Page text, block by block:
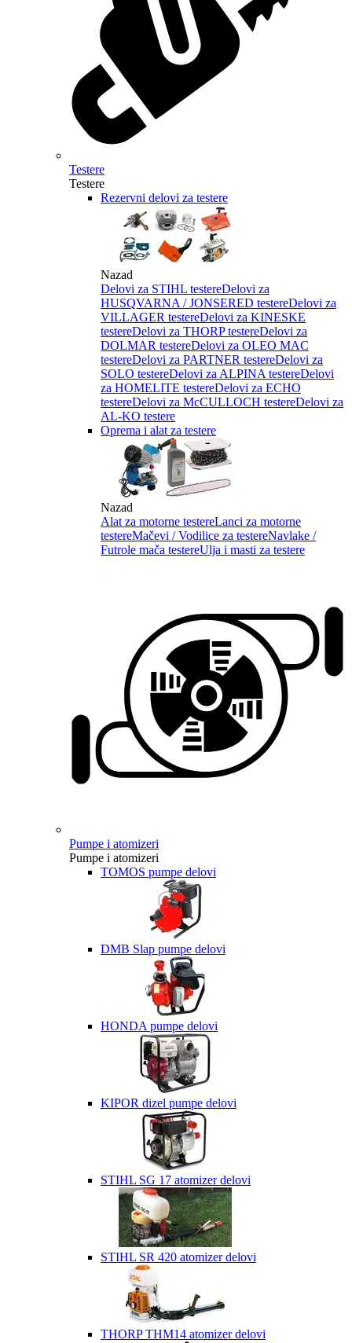
Testere
Testere
Rezervni delovi za testere
Nazad
Delovi za STIHL testereDelovi za
HUSQVARNA / JONSERED testereDelovi za
VILLAGER testereDelovi za KINESKE
testereDelovi za THORP testereDelovi za
DOLMAR testereDelovi za OLEO MAC
testereDelovi za PARTNER testereDelovi za
SOLO testereDelovi za ALPINA testereDelovi
za HOMELITE testereDelovi za ECHO
testereDelovi za McCULLOCH testereDelovi za
AL-KO testere
Oprema i alat za testere
Nazad
Alat za motorne testereLanci za motorne
testereMačevi / Vodilice za testereNavlake /
Futrole mača testereUlja i masti za testere
Pumpe i atomizeri
Pumpe i atomizeri
TOMOS pumpe delovi
DMB Slap pumpe delovi
HONDA pumpe delovi
KIPOR dizel pumpe delovi
STIHL SG 17 atomizer delovi
STIHL SR 420 atomizer delovi
THORP THM14 atomizer delovi